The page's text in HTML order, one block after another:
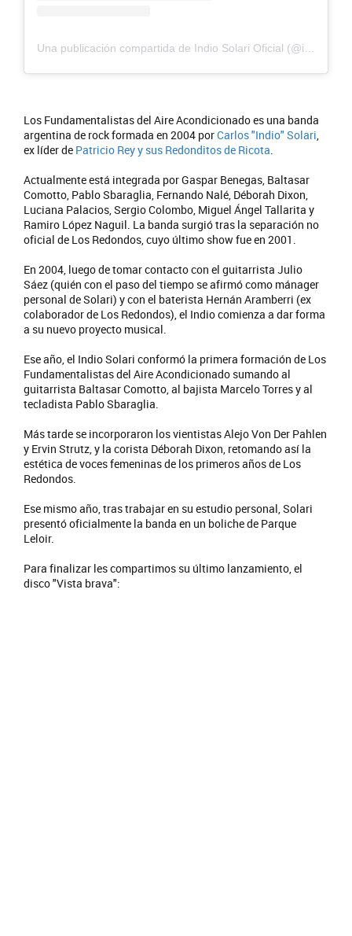
Los Fundamentalistas del Aire Acondicionado es una banda
argentina de rock formada en 2004 porCarlos "Indio" Solari
ex líder de Patricio Rey y sus Redonditos de Ricota
Actualmente está integrada por Gaspar Benegas, Baltasar
Comotto, Pablo Sbaraglia, Fernando Nalé, Déborah Dixon,
Luciana Palacios, Sergio Colombo, Miguel Ángel Tallarita y
Ramiro López Naguil. La banda surgió tras la separación no
oficial de Los Redondos, cuyo último show fue en 2001.
En 2004, luego de tomar contacto con el guitarrista Julio
Sáez (quién con el paso del tiempo se afirmó como mánager
personal de Solari) y con el baterista Hernán Aramberri (ex
colaborador de Los Redondos), el Indio comienza a dar forma
a su nuevo proyecto musical.
Ese año, el Indio Solari conformó la primera formación de Los
Fundamentalistas del Aire Acondicionado sumando al
guitarrista Baltasar Comotto, al bajista Marcelo Torres y al
tecladista Pablo Sbaraglia.
Más tarde se incorporaron los vientistas Alejo Von Der Pahlen
y Ervin Strutz, y la corista Déborah Dixon, retomando así la
estética de voces femeninas de los primeros años de Los
Redondos.
Ese mismo año, tras trabajar en su estudio personal, Solari
presentó oficialmente la banda en un boliche de Parque
Leloir.
Para finalizar les compartimos su último lanzamiento, el
disco "Vista brava":